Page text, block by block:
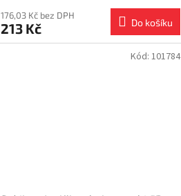
176,03 Kč bez DPH
213 Kč Do košíku
Kód: 101784